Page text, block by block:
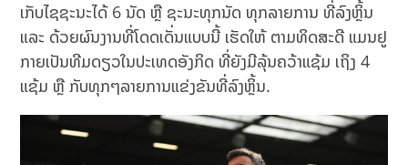
ເກັບໄຊຊະນະໄດ້ 6 ນັດ ຫຼື ຊະນະທຸກນັດ ທຸກລາຍການ ທີ່ລົງຫຼິ້ນ
ແລະ ດ້ວຍຜົນງານທີ່ໂດດເດັ່ນແບບນີ້ ເຮັດໃຫ້ ຕາມທິດສະດີ ແມນຢູ
ກາຍເປັນທີມດຽວໃນປະເທດອັງກິດ ທີ່ຍັງມີລຸ້ນຄວ້າແຊ້ມ ເຖິງ 4
ແຊ້ມ ຫຼື ກັບທຸກໆລາຍການແຂ່ງຂັນທີ່ລົງຫຼິ້ນ.